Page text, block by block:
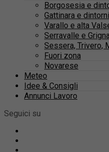
Borgosesia e
Gattinara e dintorni
Varallo e alta
Serravalle e
Sessera, Trivero,
Fuori zona
Novarese
Meteo
Idee & Consigli
Annunci Lavoro
Seguici su